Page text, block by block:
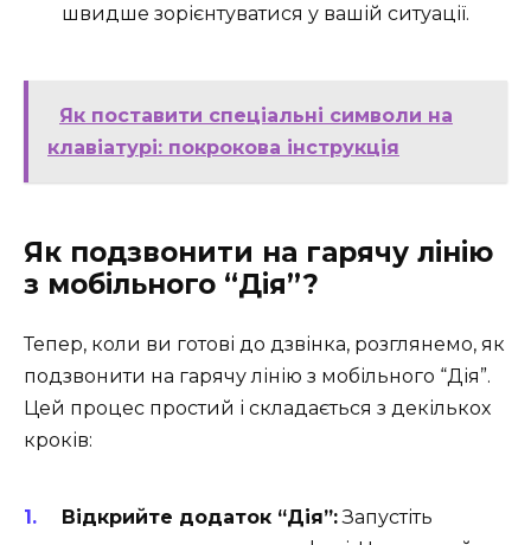
швидше зорієнтуватися у вашій ситуації.
Як поставити спеціальні символи на
клавіатурі: покрокова інструкція
Як подзвонити на гарячу лінію
з мобільного “Дія”?
Тепер, коли ви готові до дзвінка, розглянемо, як
подзвонити на гарячу лінію з мобільного “Дія”.
Цей процес простий і складається з декількох
кроків:
Відкрийте додаток “Дія”:Запустіть